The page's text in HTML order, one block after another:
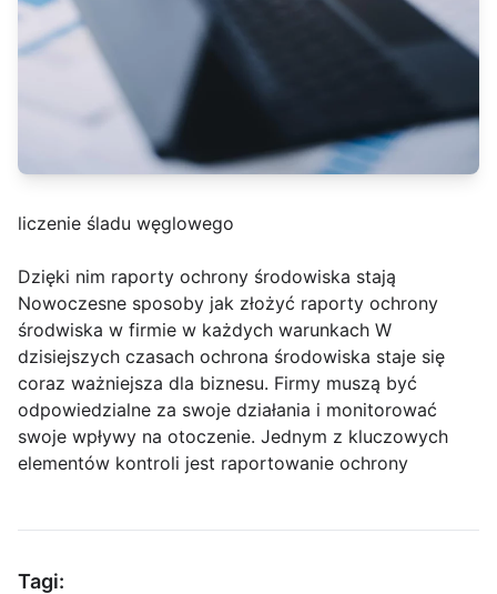
liczenie śladu węglowego
Dzięki nim raporty ochrony środowiska stają
Nowoczesne sposoby jak złożyć raporty ochrony
środwiska w firmie w każdych warunkach W
dzisiejszych czasach ochrona środowiska staje się
coraz ważniejsza dla biznesu. Firmy muszą być
odpowiedzialne za swoje działania i monitorować
swoje wpływy na otoczenie. Jednym z kluczowych
elementów kontroli jest raportowanie ochrony
Tagi: